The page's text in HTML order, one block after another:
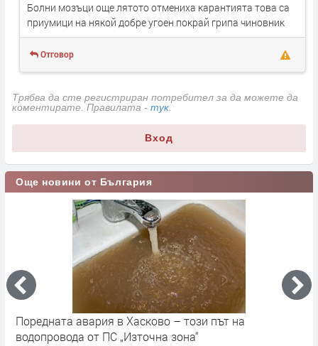
Болни мозъци още лятото отмениха карантията това са
приумици на някой добре угоен покрай грипа чиновник
Отговор
Трябва да сте регистриран потребител за да можете да
коментирате. Правилата - тук
Вход
Още новини от България
Поредната авария в Хасково – този път на
водопровода от ПС „Източна зона“